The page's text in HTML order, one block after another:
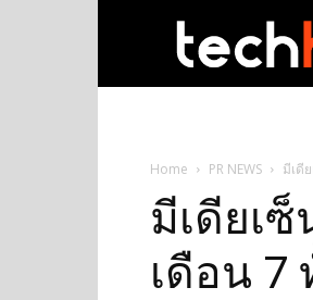
Home PR NEWS มีเดี
มีเดียเ
เดือน 7